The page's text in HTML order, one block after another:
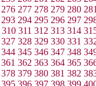
276 277 278 279 280 281
293 294 295 296 297
310 311 312 313 314
327 328 329 330 331
344 345 346 347 348
361 362 363 364 365
378 379 380 381 382
395 396 397 398 399